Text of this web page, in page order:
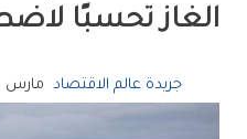
الغاز تحسبًا
جريدة عالم الاقتصاد مارس 26, 2026